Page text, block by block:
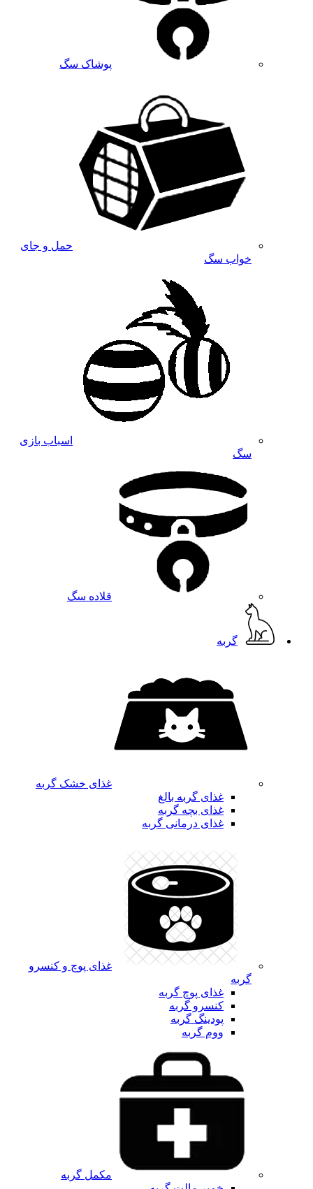
پوشاک سگ
حمل و جای
خواب سگ
اسباب بازی
سگ
قلاده سگ
گربه
غذای خشک گربه
غذای گربه بالغ
غذای بچه گربه
غذای درمانی گربه
غذای پوچ و کنسرو
گربه
غذای پوچ گربه
کنسرو گربه
پودینگ گربه
ووم گربه
مکمل گربه